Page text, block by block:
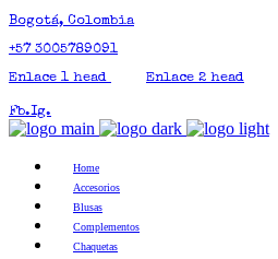
Bogotá, Colombia
+57 3005789091
Enlace 1 head
Enlace 2 head
Fb.Ig.
Home
Accesorios
Blusas
Complementos
Chaquetas